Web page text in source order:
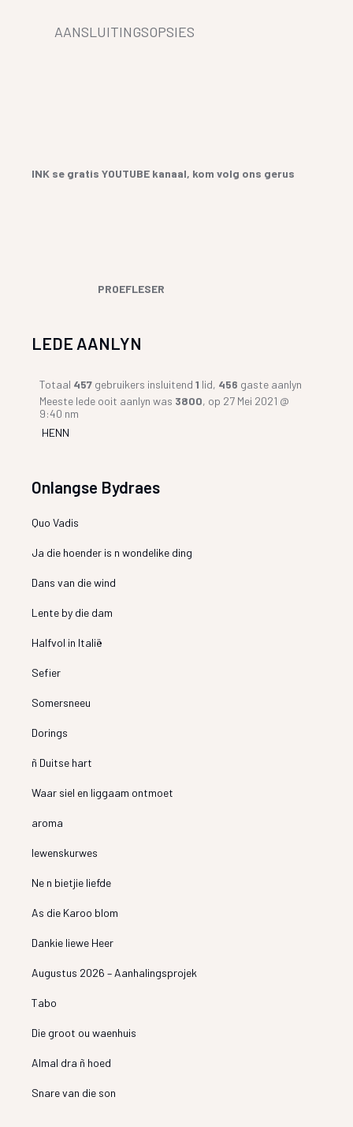
AANSLUITINGSOPSIES
INK se gratis YOUTUBE kanaal, kom volg ons gerus
PROEFLESER
LEDE AANLYN
Totaal 457 gebruikers insluitend1 lid, 456 gaste aanlyn
Meeste lede ooit aanlyn was 3800, op 27 Mei 2021 @
9:40 nm
HENN
Onlangse Bydraes
Quo Vadis
Ja die hoender is n wondelike ding
Dans van die wind
Lente by die dam
Halfvol in Italië
Sefier
Somersneeu
Dorings
ñ Duitse hart
Waar siel en liggaam ontmoet
aroma
lewenskurwes
Ne n bietjie liefde
As die Karoo blom
Dankie liewe Heer
Augustus 2026 – Aanhalingsprojek
Tabo
Die groot ou waenhuis
Almal dra ñ hoed
Snare van die son